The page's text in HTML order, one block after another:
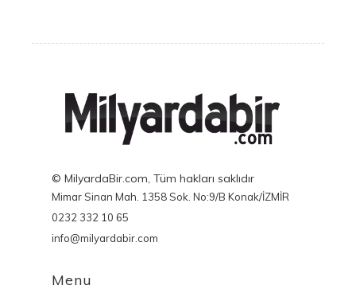
© MilyardaBir.com, Tüm hakları saklıdır
Mimar Sinan Mah. 1358 Sok. No:9/B Konak/İZMİR
0232 332 10 65
info@milyardabir.com
Menu